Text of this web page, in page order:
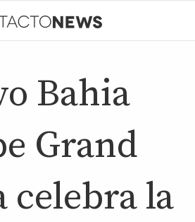
Bahia
Grand
celebra la